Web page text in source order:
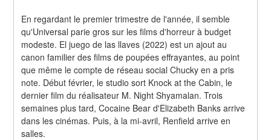
En regardant le premier trimestre de l'année, il semble
qu'Universal parie gros sur les films d'horreur à budget
modeste. El juego de las llaves (2022) est un ajout au
canon familier des films de poupées effrayantes, au point
que même le compte de réseau social Chucky en a pris
note. Début février, le studio sort Knock at the Cabin, le
dernier film du réalisateur M. Night Shyamalan. Trois
semaines plus tard, Cocaine Bear d'Elizabeth Banks arrive
dans les cinémas. Puis, à la mi-avril, Renfield arrive en
salles.